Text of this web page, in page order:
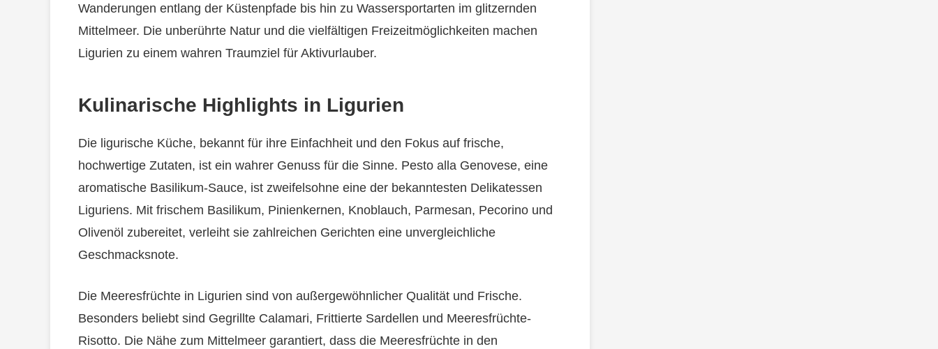
Wanderungen entlang der Küstenpfade bis hin zu Wassersportarten im glitzernden
Mittelmeer. Die unberührte Natur und die vielfältigen Freizeitmöglichkeiten machen
Ligurien zu einem wahren Traumziel für Aktivurlauber.
Kulinarische Highlights in Ligurien
Die ligurische Küche, bekannt für ihre Einfachheit und den Fokus auf frische,
hochwertige Zutaten, ist ein wahrer Genuss für die Sinne. Pesto alla Genovese, eine
aromatische Basilikum-Sauce, ist zweifelsohne eine der bekanntesten Delikatessen
Liguriens. Mit frischem Basilikum, Pinienkernen, Knoblauch, Parmesan, Pecorino und
Olivenöl zubereitet, verleiht sie zahlreichen Gerichten eine unvergleichliche
Geschmacksnote.
Die Meeresfrüchte in Ligurien sind von außergewöhnlicher Qualität und Frische.
Besonders beliebt sind Gegrillte Calamari, Frittierte Sardellen und Meeresfrüchte-
Risotto. Die Nähe zum Mittelmeer garantiert, dass die Meeresfrüchte in den